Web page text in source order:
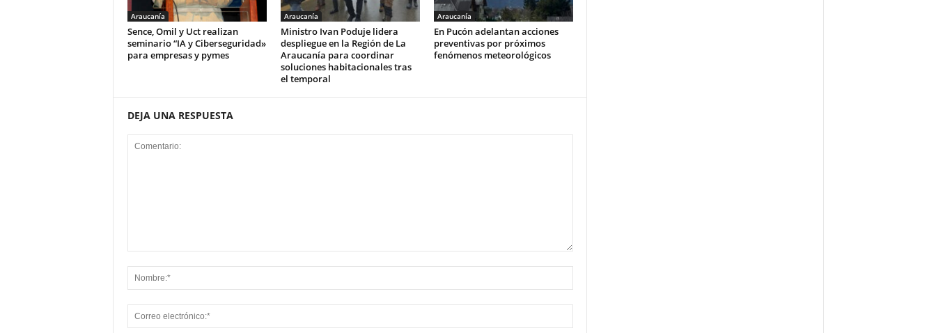
Araucanía
Sence, Omil y Uct realizan
seminario “IA y Ciberseguridad»
para empresas y pymes
Araucanía
Ministro Ivan Poduje lidera
despliegue en la Región de La
Araucanía para coordinar
soluciones habitacionales tras
el temporal
Araucanía
En Pucón adelantan acciones
preventivas por próximos
fenómenos meteorológicos
DEJA UNA RESPUESTA